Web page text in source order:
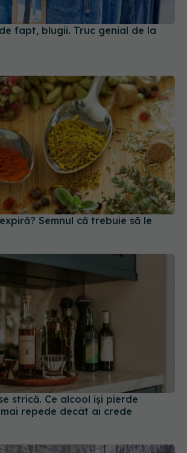
Semnul că trebuie să le
strică. Ce alcool își pierde
repede decât ai crede